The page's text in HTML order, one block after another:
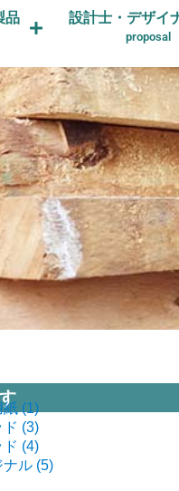
品 設計士・デザイ
proposal
紙 (1)
(3)
(4)
ナル (5)